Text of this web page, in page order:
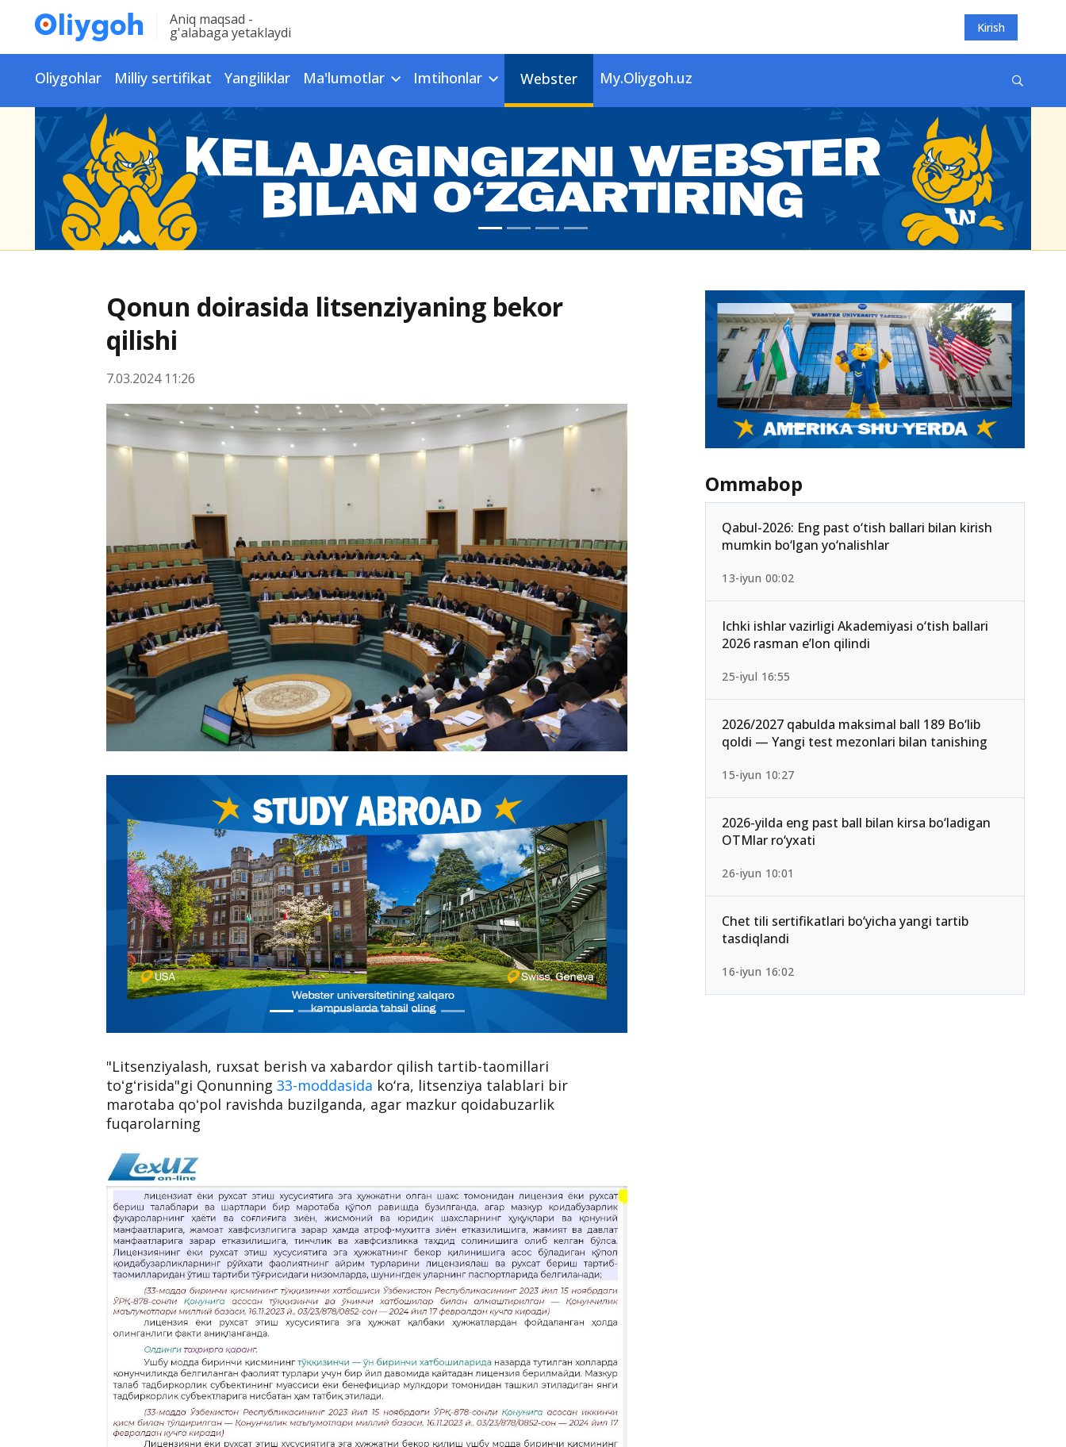
Aniq maqsad -
g'alabaga yetaklaydi Kirish
Oliygohlar Milliy sertifikat Yangiliklar Ma'lumotlar Imtihonlar Webster My.Oliygoh.uz
Qonun doirasida litsenziyaning bekor
qilishi
7.03.2024 11:26
"Litsenziyalash, ruxsat berish va xabardor qilish tartib-taomillari
toʻgʻrisida"gi Qonunning33-moddasida ko‘ra, litsenziya talablari bir
marotaba qoʻpol ravishda buzilganda, agar mazkur qoidabuzarlik
fuqarolarning
Ommabop
Qabul-2026: Eng past o‘tish ballari bilan kirish
mumkin bo‘lgan yo‘nalishlar
13-iyun 00:02
Ichki ishlar vazirligi Akademiyasi o‘tish ballari
2026 rasman e’lon qilindi
25-iyul 16:55
2026/2027 qabulda maksimal ball 189 Bo‘lib
qoldi — Yangi test mezonlari bilan tanishing
15-iyun 10:27
2026-yilda eng past ball bilan kirsa bo‘ladigan
OTMlar ro‘yxati
26-iyun 10:01
Chet tili sertifikatlari bo‘yicha yangi tartib
tasdiqlandi
16-iyun 16:02